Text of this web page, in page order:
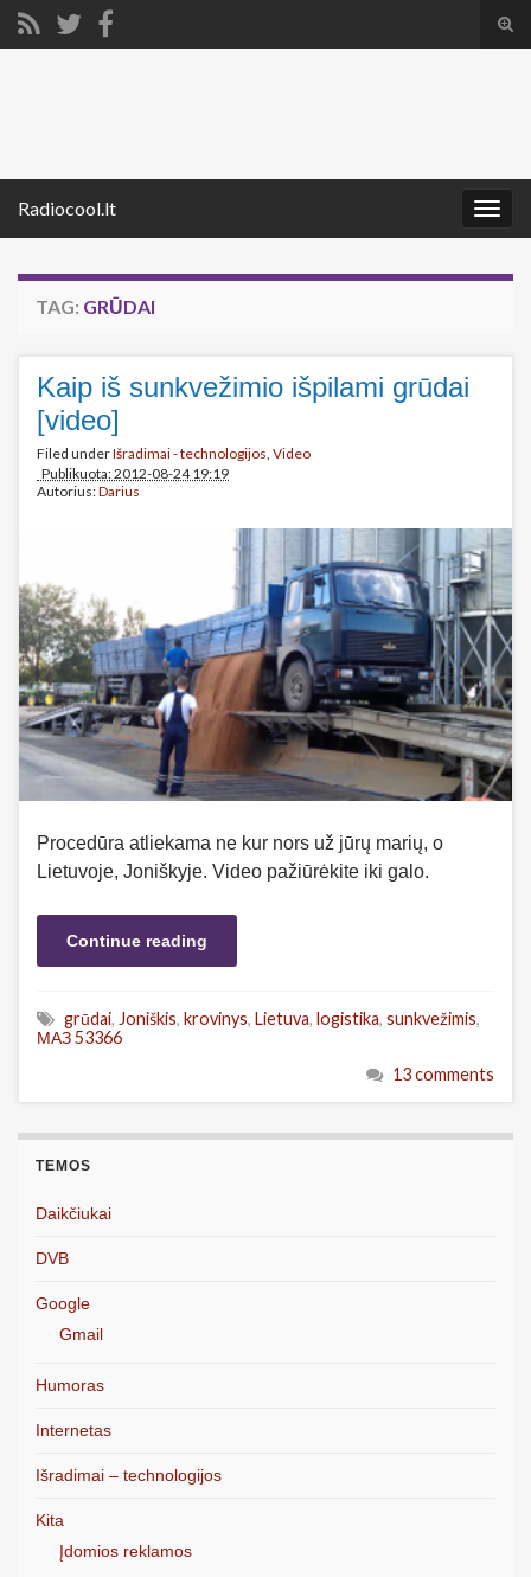
Radiocool.lt
TAG: GRŪDAI
Kaip iš sunkvežimio išpilami grūdai
[video]
Filed underIšradimai - technologijos, Video
Publikuota: 2012-08-24 19:19
Autorius:Darius
Procedūra atliekama ne kur nors už jūrų marių, o
Lietuvoje, Joniškyje. Video pažiūrėkite iki galo.
Continue reading
grūdai, Joniškis, krovinys, Lietuva, logistika, sunkvežimis,
МАЗ 53366
13 comments
TEMOS
Daikčiukai
DVB
Google
Gmail
Humoras
Internetas
Išradimai – technologijos
Kita
Įdomios reklamos